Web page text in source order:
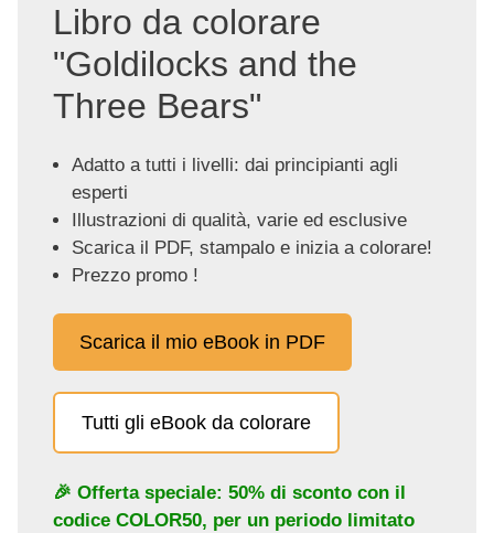
Libro da colorare
"Goldilocks and the
Three Bears"
Adatto a tutti i livelli: dai principianti agli
esperti
Illustrazioni di qualità, varie ed esclusive
Scarica il PDF, stampalo e inizia a colorare!
Prezzo promo !
Scarica il mio eBook in PDF
Tutti gli eBook da colorare
🎉 Offerta speciale: 50% di sconto con il
codice COLOR50, per un periodo limitato